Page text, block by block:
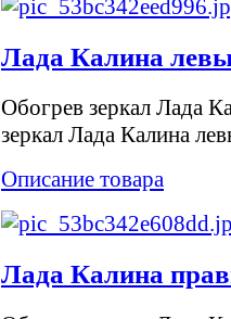
Лада Калина
Обогрев зеркал Лада
зеркал Лада Калина
Описание товара
Лада Калина